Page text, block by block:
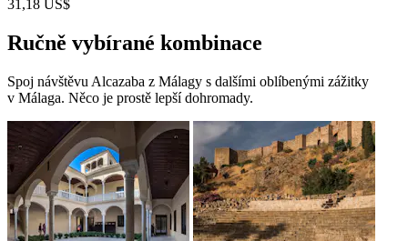
31,18 US$
Ručně vybírané kombinace
Spoj návštěvu Alcazaba z Málagy s dalšími oblíbenými zážitky
v Málaga. Něco je prostě lepší dohromady.